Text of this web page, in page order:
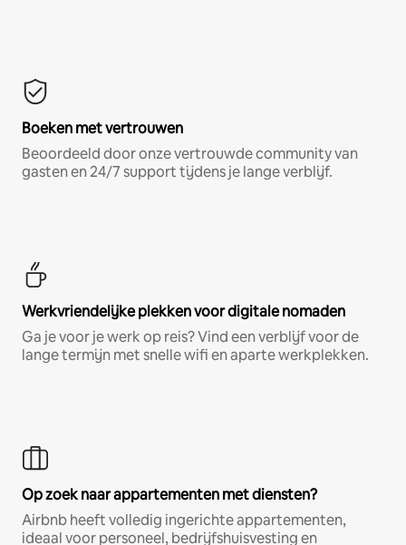
Boeken met vertrouwen
Beoordeeld door onze vertrouwde community van
gasten en 24/7 support tijdens je lange verblijf.
Werkvriendelijke plekken voor digitale nomaden
Ga je voor je werk op reis? Vind een verblijf voor de
lange termijn met snelle wifi en aparte werkplekken.
Op zoek naar appartementen met diensten?
Airbnb heeft volledig ingerichte appartementen,
ideaal voor personeel, bedrijfshuisvesting en